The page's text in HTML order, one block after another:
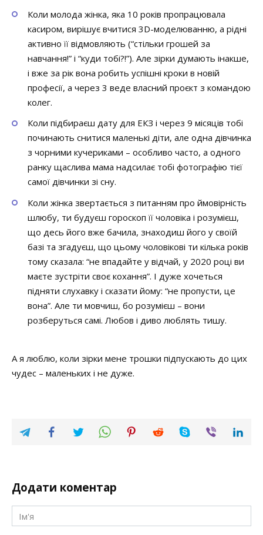
Коли молода жінка, яка 10 років пропрацювала
касиром, вирішує вчитися 3D-моделюванню, а рідні
активно її відмовляють (“стільки грошей за
навчання!” і “куди тобі?!”). Але зірки думають інакше,
і вже за рік вона робить успішні кроки в новій
професії, а через 3 веде власний проєкт з командою
колег.
Коли підбираєш дату для ЕКЗ і через 9 місяців тобі
починають снитися маленькі діти, але одна дівчинка
з чорними кучериками – особливо часто, а одного
ранку щаслива мама надсилає тобі фотографію тієї
самої дівчинки зі сну.
Коли жінка звертається з питанням про ймовірність
шлюбу, ти будуєш гороскоп її чоловіка і розумієш,
що десь його вже бачила, знаходиш його у своїй
базі та згадуєш, що цьому чоловікові ти кілька років
тому сказала: “не впадайте у відчай, у 2020 році ви
маєте зустріти своє кохання”. І дуже хочеться
підняти слухавку і сказати йому: “не пропусти, це
вона”. Але ти мовчиш, бо розумієш – вони
розберуться самі. Любов і диво люблять тишу.
А я люблю, коли зірки мене трошки підпускають до цих
чудес – маленьких і не дуже.
Додати коментар
Ім'я
*